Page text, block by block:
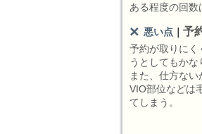
ある程度の回数
悪い点 ｜ 予
予約が取りにく
うとしてもかな
また、仕方な
VIO部位などは
てしまう。